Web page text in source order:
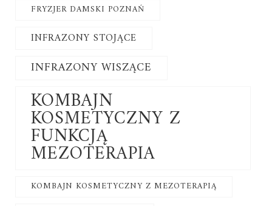
FRYZJER DAMSKI POZNAŃ
INFRAZONY STOJĄCE
INFRAZONY WISZĄCE
KOMBAJN
KOSMETYCZNY Z
FUNKCJĄ
MEZOTERAPIA
KOMBAJN KOSMETYCZNY Z MEZOTERAPIĄ